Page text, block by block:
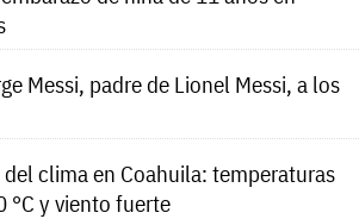
Messi, padre de Lionel Messi, a los
clima en Coahuila: temperaturas
°C y viento fuerte